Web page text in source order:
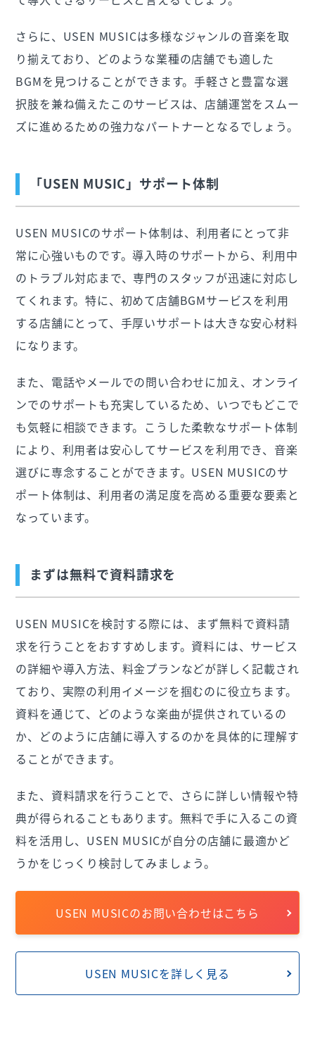
さらに、USEN MUSICは多様なジャンルの音楽を取
り揃えており、どのような業種の店舗でも適した
BGMを見つけることができます。手軽さと豊富な選
択肢を兼ね備えたこのサービスは、店舗運営をスムー
ズに進めるための強力なパートナーとなるでしょう。
「USEN MUSIC」サポート体制
USEN MUSICのサポート体制は、利用者にとって非
常に心強いものです。導入時のサポートから、利用中
のトラブル対応まで、専門のスタッフが迅速に対応し
てくれます。特に、初めて店舗BGMサービスを利用
する店舗にとって、手厚いサポートは大きな安心材料
になります。
また、電話やメールでの問い合わせに加え、オンライ
ンでのサポートも充実しているため、いつでもどこで
も気軽に相談できます。こうした柔軟なサポート体制
により、利用者は安心してサービスを利用でき、音楽
選びに専念することができます。USEN MUSICのサ
ポート体制は、利用者の満足度を高める重要な要素と
なっています。
まずは無料で資料請求を
USEN MUSICを検討する際には、まず無料で資料請
求を行うことをおすすめします。資料には、サービス
の詳細や導入方法、料金プランなどが詳しく記載され
ており、実際の利用イメージを掴むのに役立ちます。
資料を通じて、どのような楽曲が提供されているの
か、どのように店舗に導入するのかを具体的に理解す
ることができます。
また、資料請求を行うことで、さらに詳しい情報や特
典が得られることもあります。無料で手に入るこの資
料を活用し、USEN MUSICが自分の店舗に最適かど
うかをじっくり検討してみましょう。
USEN MUSICのお問い合わせはこちら
USEN MUSICを詳しく見る